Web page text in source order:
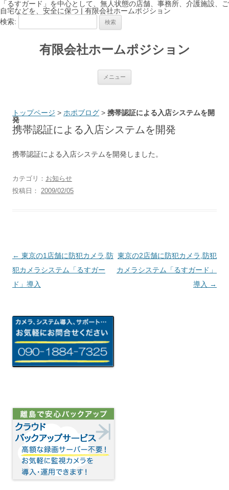
「るすガード」を中心として、無人状態の店舗、事務所、介護施設、ご
自宅などを、安全に保つ | 有限会社ホームポジション
検索:
有限会社ホームポジション
メニュー
トップページ > ホポブログ > 携帯認証による入店システムを開
発
携帯認証による入店システムを開発
携帯認証による入店システムを開発しました。
カテゴリ： お知らせ
投稿日： 2009/02/05
投稿ナビゲーション
← 東京の1店舗に防犯カメラ,防
犯カメラシステム「るすガー
ド」導入
東京の2店舗に防犯カメラ,防犯
カメラシステム「るすガード」
導入 →